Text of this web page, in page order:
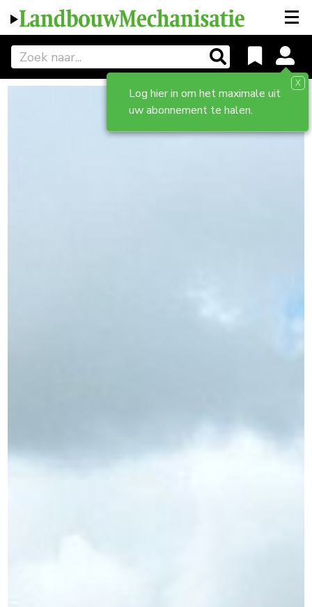
Log hier in om het maximale uit
uw abonnement te halen.
X